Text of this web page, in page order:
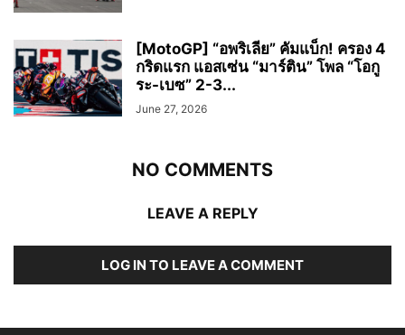
[MotoGP] “อพริเลีย” คัมแบ็ก! ครอง 4
กริดแรก แอสเซ่น “มาร์ติน” โพล “โอกู
ระ-เบซ” 2-3...
June 27, 2026
NO COMMENTS
LEAVE A REPLY
LOG IN TO LEAVE A COMMENT